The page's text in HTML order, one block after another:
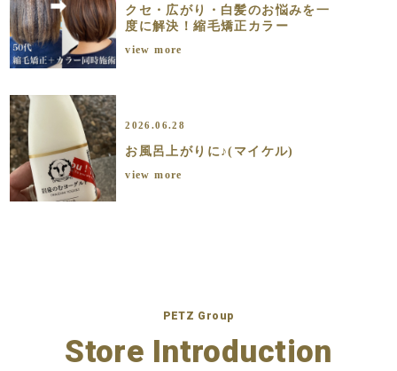
クセ・広がり・白髪のお悩みを一
度に解決！縮毛矯正カラー
view more
2026.06.28
お風呂上がりに♪(マイケル)
view more
PETZ Group
Store Introduction